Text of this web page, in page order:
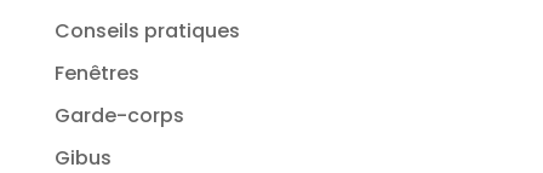
Conseils pratiques
Fenêtres
Garde-corps
Gibus